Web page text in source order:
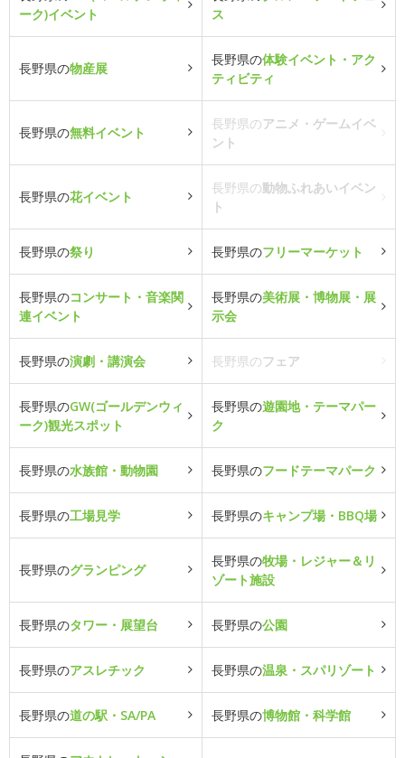
ーク)イベント
ス
長野県の物産展
長野県の体験イベント・アク
ティビティ
長野県の無料イベント
長野県のアニメ・ゲームイベ
ント
長野県の花イベント
長野県の動物ふれあいイベン
ト
長野県の祭り 長野県のフリーマーケット
長野県のコンサート・音楽関
連イベント
長野県の美術展・博物展・展
示会
長野県の演劇・講演会 長野県のフェア
長野県のGW(ゴールデンウィ
ーク)観光スポット
長野県の遊園地・テーマパー
ク
長野県の水族館・動物園 長野県のフードテーマパーク
長野県の工場見学 長野県のキャンプ場・BBQ場
長野県のグランピング
長野県の牧場・レジャー＆リ
ゾート施設
長野県のタワー・展望台 長野県の公園
長野県のアスレチック 長野県の温泉・スパリゾート
長野県の道の駅・SA/PA 長野県の博物館・科学館